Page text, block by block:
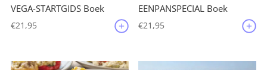
VEGA-STARTGIDS Boek
€21,95
EENPANSPECIAL Boek
€21,95